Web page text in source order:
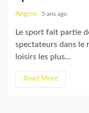
Avignon 5 ans ago
Le sport fait partie
spectateurs dans le
loisirs les plus...
Read More